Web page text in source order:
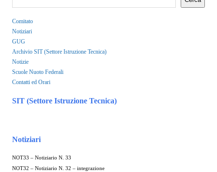
Comitato
Notiziari
GUG
Archivio SIT (Settore Istruzione Tecnica)
Notizie
Scuole Nuoto Federali
Contatti ed Orari
SIT (Settore Istruzione Tecnica)
Notiziari
NOT33 – Notiziario N. 33
NOT32 – Notiziario N. 32 – integrazione